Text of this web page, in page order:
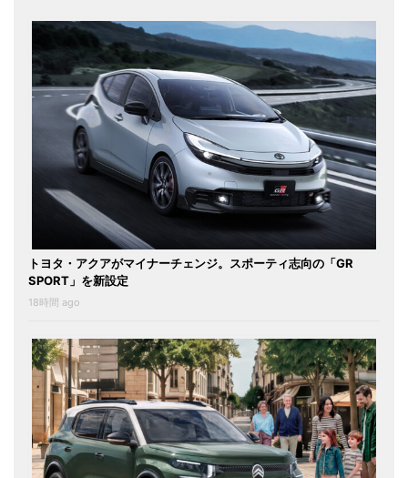
トヨタ・アクアがマイナーチェンジ。スポーティ志向の「GR
SPORT」を新設定
18時間 ago